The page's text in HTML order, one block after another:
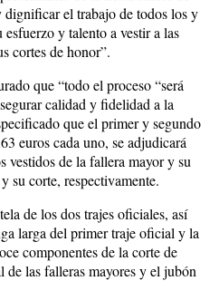
el trabajo de todos los y
y talento a vestir a las
cortes de honor”.
que “todo el proceso “será
calidad y fidelidad a la
que el primer y segundo
euros cada uno, se adjudicará
vestidos de la fallera mayor y su
su corte, respectivamente.
de los dos trajes oficiales, así
larga del primer traje oficial y la
componentes de la corte de
las falleras mayores y el jubón